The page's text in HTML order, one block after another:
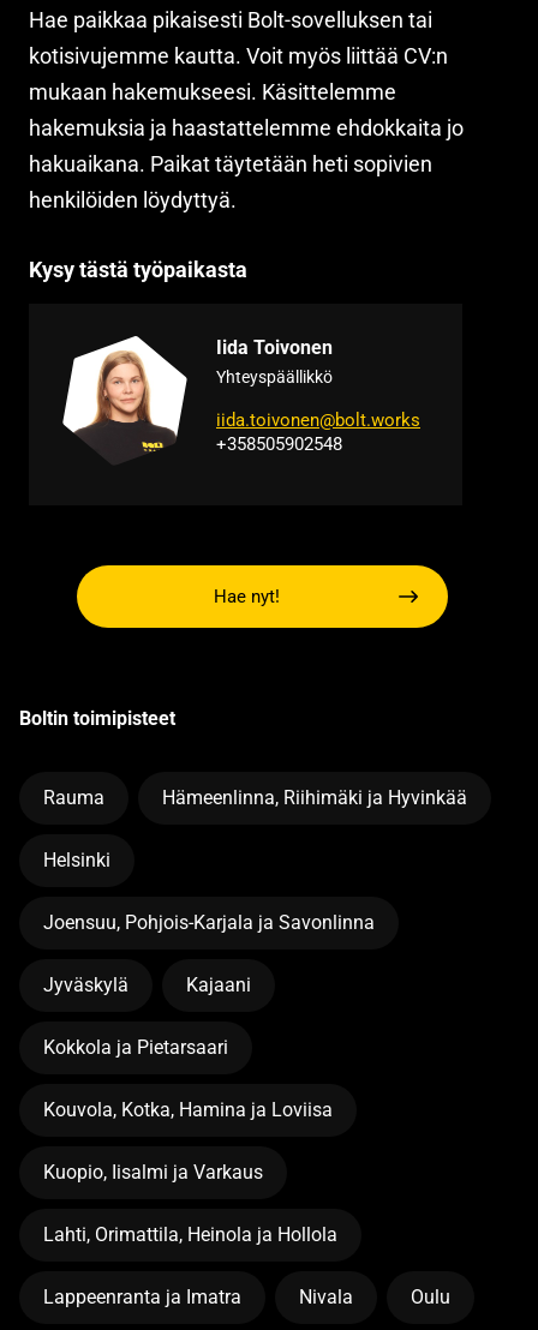
Hae nyt!
Hae paikkaa pikaisesti Bolt-sovelluksen tai
kotisivujemme kautta. Voit myös liittää CV:n
mukaan hakemukseesi. Käsittelemme
hakemuksia ja haastattelemme ehdokkaita jo
hakuaikana. Paikat täytetään heti sopivien
henkilöiden löydyttyä.
Kysy tästä työpaikasta
Iida Toivonen
Yhteyspäällikkö
iida.toivonen@bolt.works
+358505902548
Boltin toimipisteet
Rauma Hämeenlinna, Riihimäki ja Hyvinkää
Helsinki
Joensuu, Pohjois-Karjala ja Savonlinna
Jyväskylä Kajaani
Kokkola ja Pietarsaari
Kouvola, Kotka, Hamina ja Loviisa
Kuopio, Iisalmi ja Varkaus
Lahti, Orimattila, Heinola ja Hollola
Lappeenranta ja Imatra Nivala Oulu